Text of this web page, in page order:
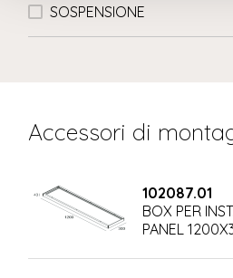
SOSPENSIONE
Accessori di
102087.01
BOX PER
PANEL